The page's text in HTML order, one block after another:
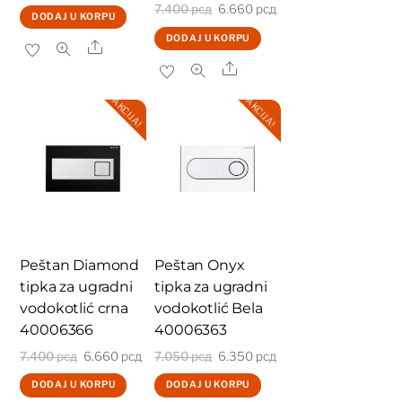
cena
cena
DODAJ U KORPU
Share
7.400рсд Originalna
cena
7.400 рсд.
6.660 рсд
DODAJ U KORPU
Share
AKCIJA!
Peštan Diamond
tipka za ugradni
vodokotlić crna
40006366
7.400рсд Originalna
cena
6.660 рсд Trenutna
cena
DODAJ U KORPU
AKCIJA!
Peštan Onyx
tipka za ugradni
vodokotlić Bela
40006363
7.050рсд Originalna
cena
6.350 рсд
DODAJ U KORPU